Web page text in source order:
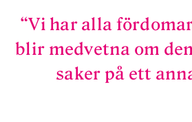
Vi har alla
blir medvetna om
saker på ett